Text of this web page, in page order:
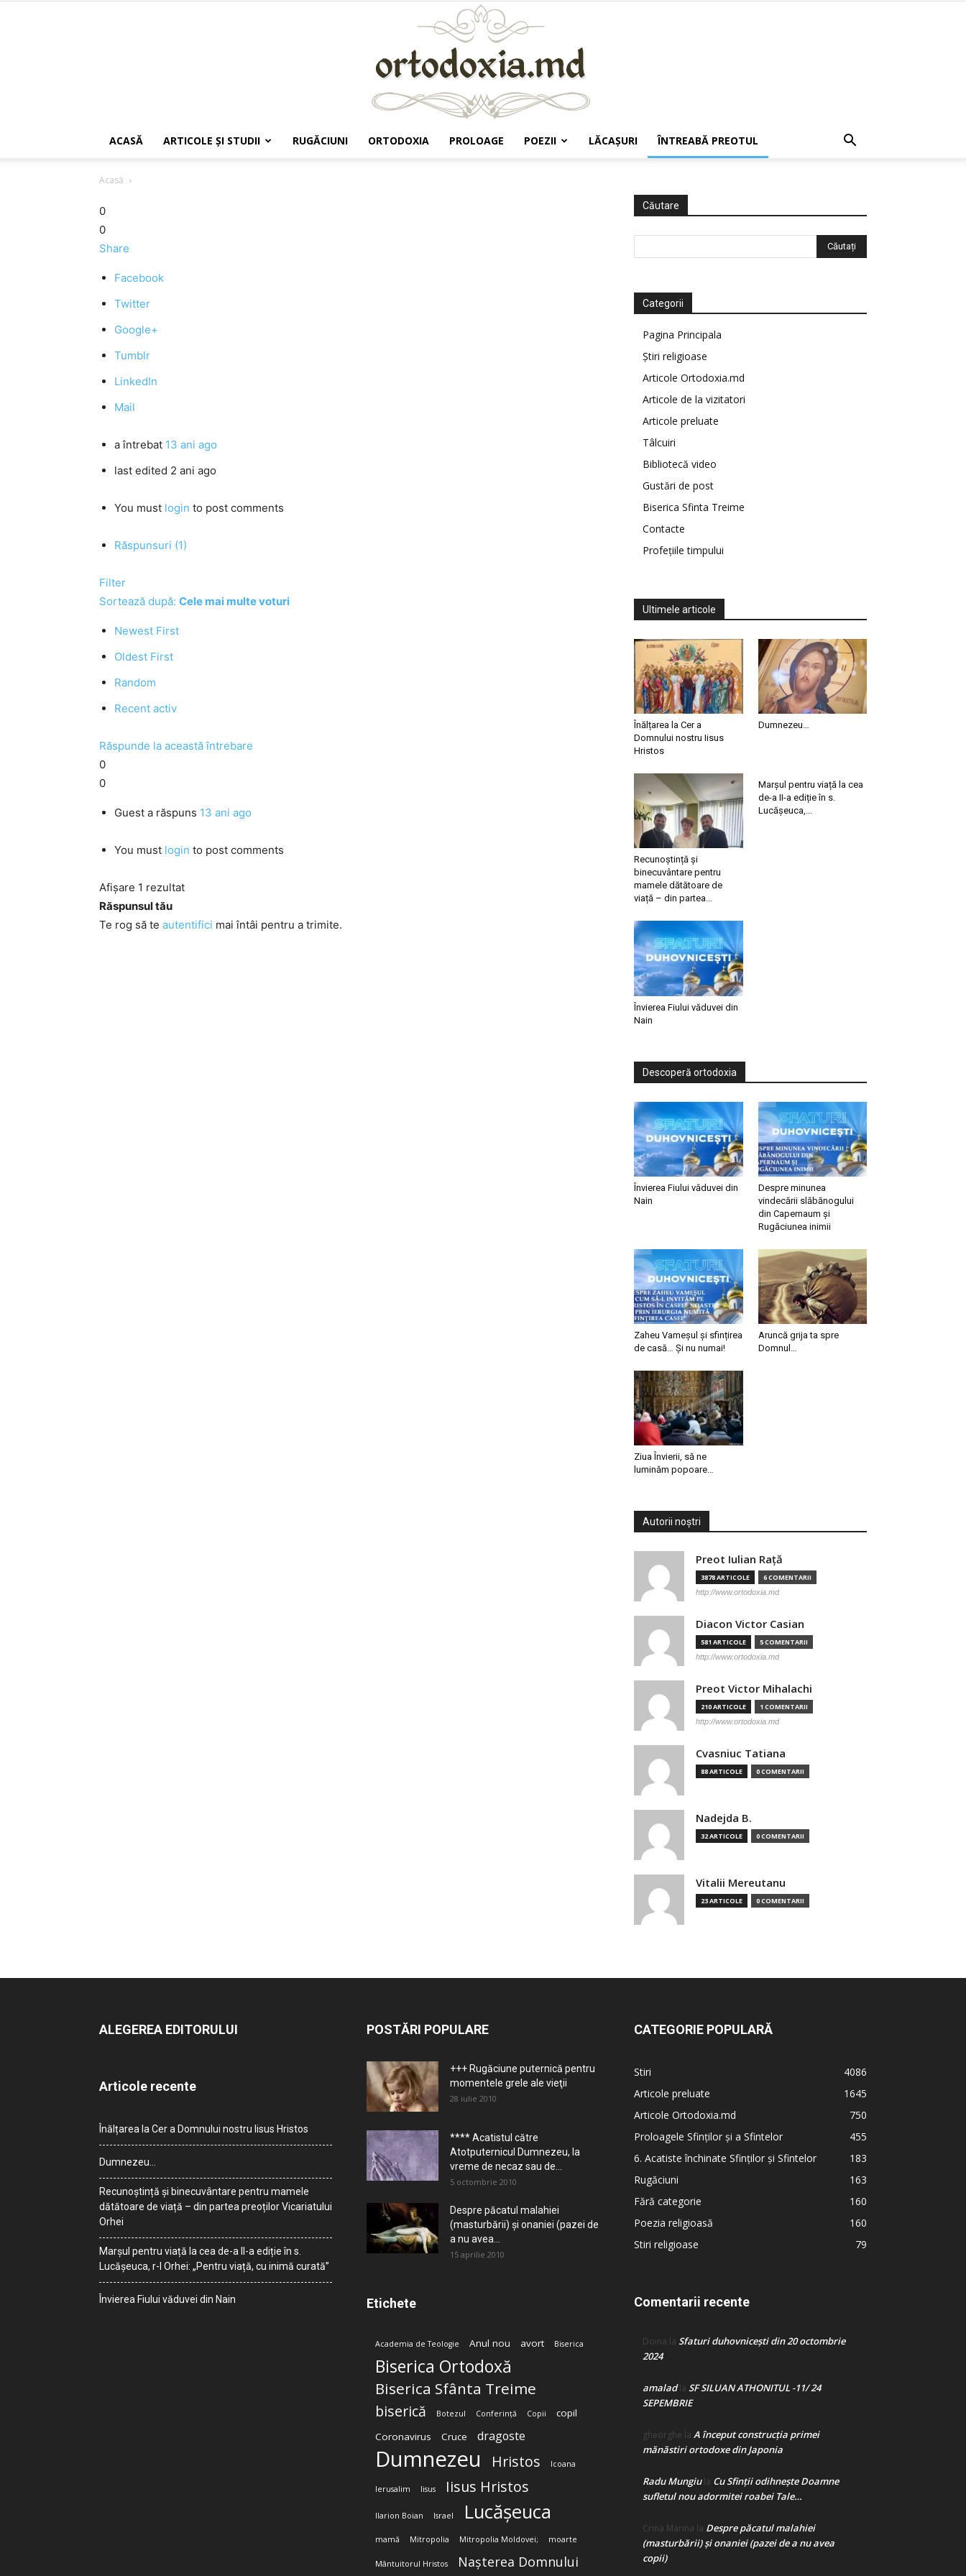
ACASĂ ARTICOLE ŞI STUDII RUGĂCIUNI ORTODOXIA PROLOAGE POEZII LĂCAŞURI ÎNTREABĂ PREOTUL
Acasă
0
0
Share
Facebook
Twitter
Google+
Tumblr
LinkedIn
Mail
a întrebat 13 ani ago
last edited 2 ani ago
You must login to post comments
Răspunsuri (1)
Filter
Sortează după: Cele mai multe voturi
Newest First
Oldest First
Random
Recent activ
Răspunde la această întrebare
0
0
Guest a răspuns 13 ani ago
You must login to post comments
Afișare 1 rezultat
Răspunsul tău
Te rog să te autentifici mai întâi pentru a trimite.
Căutare
Categorii
Pagina Principala
Știri religioase
Articole Ortodoxia.md
Articole de la vizitatori
Articole preluate
Tâlcuiri
Bibliotecă video
Gustări de post
Biserica Sfinta Treime
Contacte
Profețiile timpului
Ultimele articole
Înălțarea la Cer a
Domnului nostru Iisus
Hristos
Dumnezeu…
Recunoștință și
binecuvântare pentru
mamele dătătoare de
viață – din partea...
Marșul pentru viață la cea
de-a II-a ediție în s.
Lucășeuca,...
Învierea Fiului văduvei din
Nain
Descoperă ortodoxia
Învierea Fiului văduvei din
Nain
Despre minunea
vindecării slăbănogului
din Capernaum și
Rugăciunea inimii
Zaheu Vameșul și sfințirea
de casă… Și nu numai!
Aruncă grija ta spre
Domnul…
Ziua Învierii, să ne
luminăm popoare…
Autorii noștri
Preot Iulian Raţă
3878 ARTICOLE 6 COMENTARII
http://www.ortodoxia.md
Diacon Victor Casian
581 ARTICOLE 5 COMENTARII
http://www.ortodoxia.md
Preot Victor Mihalachi
210 ARTICOLE 1 COMENTARII
http://www.ortodoxia.md
Cvasniuc Tatiana
88 ARTICOLE 0 COMENTARII
Nadejda B.
32 ARTICOLE 0 COMENTARII
Vitalii Mereutanu
23 ARTICOLE 0 COMENTARII
ALEGEREA EDITORULUI
Articole recente
Înălțarea la Cer a Domnului nostru Iisus Hristos
Dumnezeu…
Recunoștință și binecuvântare pentru mamele
dătătoare de viață – din partea preoților Vicariatului
Orhei
Marșul pentru viață la cea de-a II-a ediție în s.
Lucășeuca, r-l Orhei: „Pentru viață, cu inimă curată”
Învierea Fiului văduvei din Nain
POSTĂRI POPULARE
+++ Rugăciune puternică pentru
momentele grele ale vieţii
28 iulie 2010
**** Acatistul către
Atotputernicul Dumnezeu, la
vreme de necaz sau de...
5 octombrie 2010
Despre păcatul malahiei
(masturbării) şi onaniei (pazei de
a nu avea...
15 aprilie 2010
Etichete
Academia de Teologie Anul nou avort Biserica
Biserica Ortodoxă
Biserica Sfânta Treime
biserică Botezul Conferință Copii
copil
Coronavirus
Cruce dragoste
Dumnezeu Hristos Icoana
Ierusalim Iisus Iisus Hristos
Ilarion Boian Israel Lucășeuca
mamă Mitropolia Mitropolia Moldovei; moarte
Mântuitorul Hristos Nașterea Domnului
CATEGORIE POPULARĂ
Stiri
4086
Articole preluate
1645
Articole Ortodoxia.md
750
Proloagele Sfinților și a Sfintelor
455
6. Acatiste închinate Sfinților și Sfintelor
183
Rugăciuni
163
Fără categorie
160
Poezia religioasă
160
Stiri religioase
79
Comentarii recente
Doina la Sfaturi duhovnicești din 20 octombrie
2024
amaladla SF SILUAN ATHONITUL -11/ 24
SEPEMBRIE
gheorghe la A început construcţia primei
mănăstiri ortodoxe din Japonia
Radu Mungiula Cu Sfinții odihnește Doamne
sufletul nou adormitei roabei Tale…
Crina Marina la Despre păcatul malahiei
(masturbării) şi onaniei (pazei de a nu avea
copii)